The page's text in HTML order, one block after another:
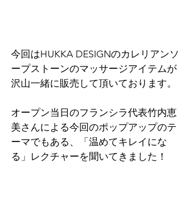
今回はHUKKA DESIGNのカレリアンソ
ープストーンのマッサージアイテムが
沢山一緒に販売して頂いております。
オープン当日のフランシラ代表竹内恵
美さんによる今回のポップアップのテ
ーマでもある、「温めてキレイにな
る」レクチャーを聞いてきました！